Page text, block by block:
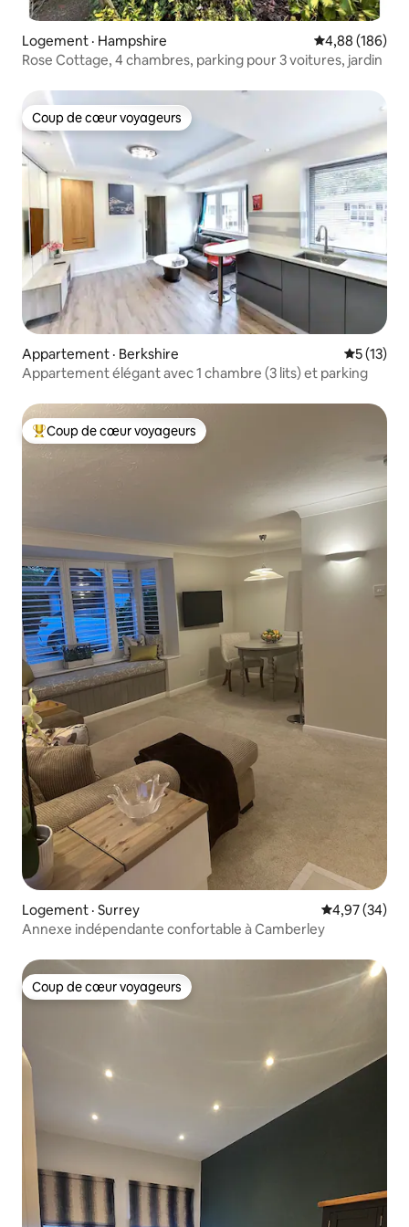
Logement · Hampshire Note
4,88 (186)
Rose Cottage, 4 chambres, parking pour 3 voitures, jardin
Coup de cœur voyageurs
Coup de cœur voyageurs
Appartement · Berkshire Note
5 (13)
Appartement élégant avec 1 chambre (3 lits) et parking
Coup de cœur voyageurs parmi les plus aimés
Coup de cœur voyageurs
Logement · Surrey Note
4,97 (34)
Annexe indépendante confortable à Camberley
Coup de cœur voyageurs
Coup de cœur voyageurs